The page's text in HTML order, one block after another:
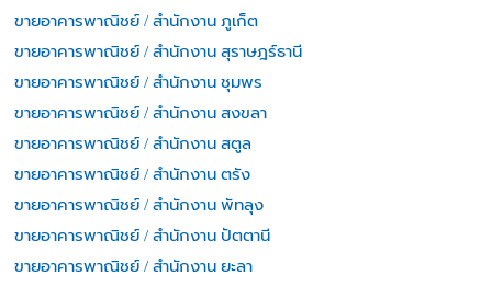
ขายอาคารพาณิชย์ / สำนักงาน ภูเก็ต
ขายอาคารพาณิชย์ / สำนักงาน สุราษฎร์ธานี
ขายอาคารพาณิชย์ / สำนักงาน ชุมพร
ขายอาคารพาณิชย์ / สำนักงาน สงขลา
ขายอาคารพาณิชย์ / สำนักงาน สตูล
ขายอาคารพาณิชย์ / สำนักงาน ตรัง
ขายอาคารพาณิชย์ / สำนักงาน พัทลุง
ขายอาคารพาณิชย์ / สำนักงาน ปัตตานี
ขายอาคารพาณิชย์ / สำนักงาน ยะลา